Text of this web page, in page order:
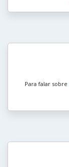
Para falar sobre